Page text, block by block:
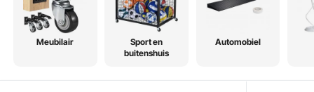
Meubilair
Sport en
buitenshuis
Automobiel